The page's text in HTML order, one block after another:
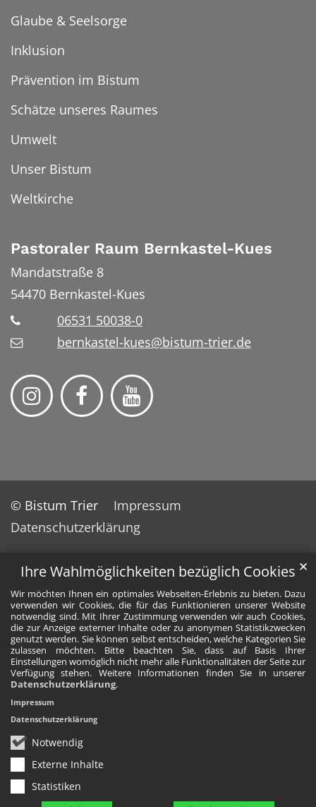
Ihre Wahlmöglichkeiten bezüglich Cookies
Wir möchten Ihnen ein optimales Webseiten-Erlebnis zu bieten. Dazu
verwenden wir Cookies, die für das Funktionieren unserer Website
notwendig sind. Mit Ihrer Zustimmung verwenden wir auch Cookies,
die zur Anzeige externer Inhalte oder zu anonymen Statistikzwecken
genutzt werden. Sie können selbst entscheiden, welche Kategorien Sie
zulassen möchten. Bitte beachten Sie, dass auf Basis Ihrer
Einstellungen womöglich nicht mehr alle Funktionalitäten der Seite zur
Verfügung stehen. Weitere Informationen finden Sie in unserer
Datenschutzerklärung.
Notwendig
Externe Inhalte
Statistiken
✕
Impressum
Datenschutzerklärung
Glaube & Seelsorge
Inklusion
Prävention im Bistum
Schätze unseres Raumes
Umwelt
Unser Bistum
Weltkirche
Pastoraler Raum Bernkastel-Kues
Mandatstraße 8
54470 Bernkastel-Kues
06531 50038-0
bernkastel-kues@bistum-trier.de
© Bistum Trier
Impressum
Datenschutzerklärung